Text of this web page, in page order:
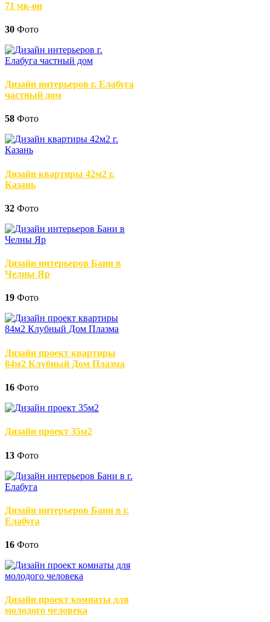
71 мк-он
30 Фото
Дизайн интерьеров г. Елабуга
частный дом
58 Фото
Дизайн квартиры 42м2 г.
Казань
32 Фото
Дизайн интерьеров Бани в
Челны Яр
19 Фото
Дизайн проект квартиры
84м2 Клубный Дом Плазма
16 Фото
Дизайн проект 35м2
13 Фото
Дизайн интерьеров Бани в г.
Елабуга
16 Фото
Дизайн проект комнаты для
молодого человека